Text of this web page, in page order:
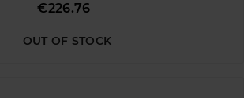
€226.76
OUT OF STOCK